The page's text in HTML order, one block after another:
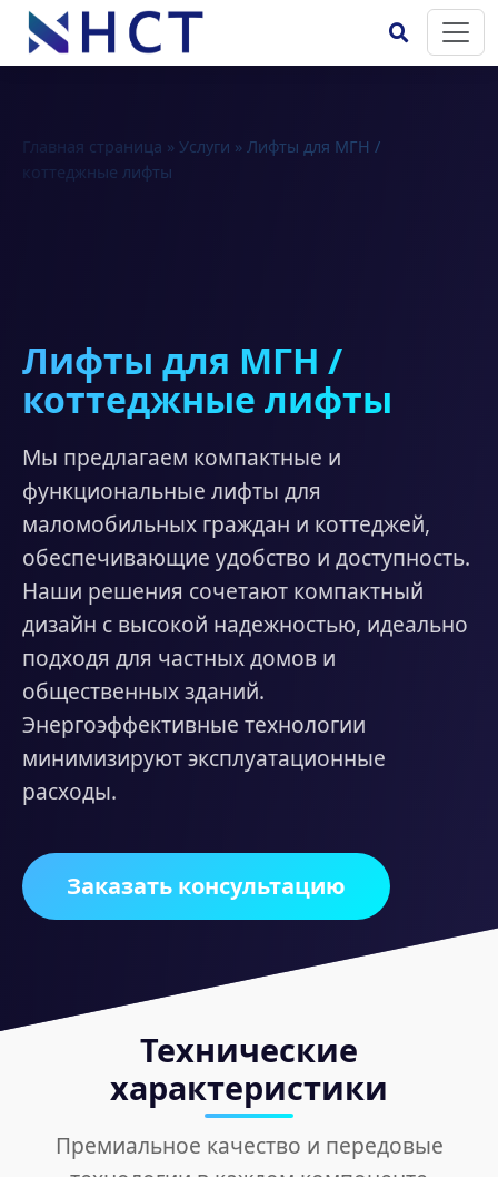
Главная страница » Услуги » Лифты для МГН /
коттеджные лифты
Лифты для МГН /
коттеджные лифты
Мы предлагаем компактные и
функциональные лифты для
маломобильных граждан и коттеджей,
обеспечивающие удобство и доступность.
Наши решения сочетают компактный
дизайн с высокой надежностью, идеально
подходя для частных домов и
общественных зданий.
Энергоэффективные технологии
минимизируют эксплуатационные
расходы.
Заказать консультацию
Технические
характеристики
Премиальное качество и передовые